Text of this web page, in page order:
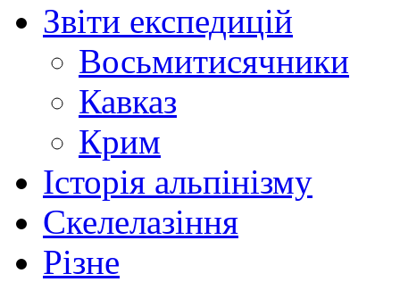
Звіти експедицій
Восьмитисячники
Кавказ
Крим
Історія альпінізму
Скелелазіння
Різне